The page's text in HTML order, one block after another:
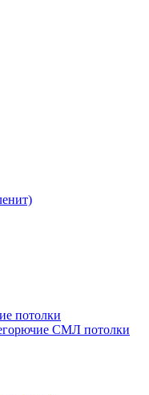
потолки
СМЛ потолки